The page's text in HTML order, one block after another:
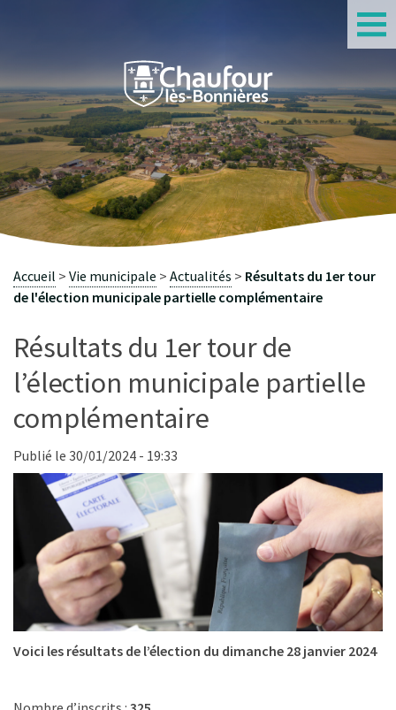
Résultats du 1er tour de
l’élection municipale partielle
complémentaire
Publié le 30/01/2024 - 19:33
Voici les résultats de l’élection du dimanche 28 janvier 2024
Accueil Vie municipale Actualités
Résultats du 1er tour
de l'élection municipale partielle complémentaire